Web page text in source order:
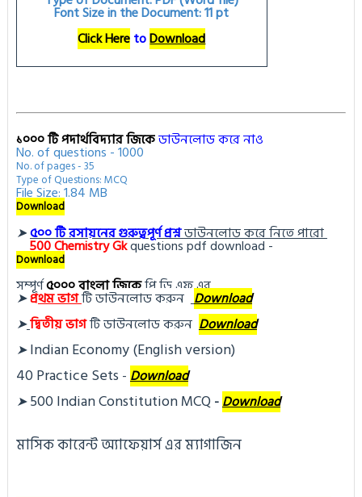
Font Size in the Document: 11 pt
Click HeretoDownload
১০০০ টি পদার্থবিদ্যার জিকেডাউনলোড করে নাও
No. of questions - 1000
No. of pages - 35
Type of Questions: MCQ
File Size: 1.84 MB
Download
➤৫০০ টি রসায়নের গুরুত্বপূর্ণ প্রশ্নডাউনলোড করে নিতে পারো
500Chemistry Gkquestions pdf download -
Download
সম্পূর্ণ৫০০০ বাংলা জিকেপি ডি এফ এর
➤প্রথম ভাগটি ডাউনলোড করুন Download
➤দ্বিতীয় ভাগটি ডাউনলোড করুন Download
➤Indian Economy (English version)
40 Practice Sets - Download
➤500 Indian Constitution MCQ- Download
মাসিক কারেন্ট অ্যাফেয়ার্স এর ম্যাগাজিন